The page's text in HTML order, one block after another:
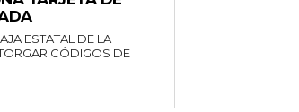
ESTATAL DE LA
CÓDIGOS DE